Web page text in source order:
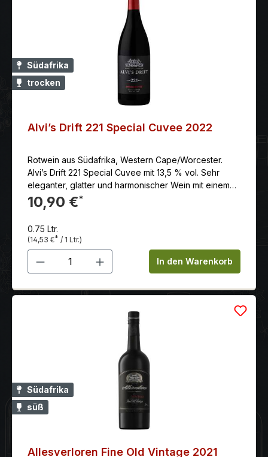
Südafrika
trocken
Alvi’s Drift 221 Special Cuvee 2022
Rotwein aus Südafrika, Western Cape/Worcester.
Alvi’s Drift 221 Special Cuvee mit 13,5 % vol. Sehr
eleganter, glatter und harmonischer Wein mit einem
intensiven Mundgefühl und einem langen Nachhall.
10,90 €*
0.75 Ltr.
(14,53 €* / 1 Ltr.)
Produkt Anzahl: Gib denIn den Warenkorb
Südafrika
süß
Allesverloren Fine Old Vintage 2021